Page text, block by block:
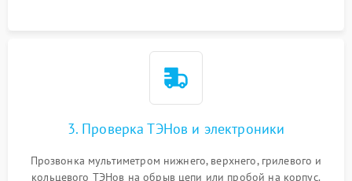
3. Проверка ТЭНов и электроники
Прозвонка мультиметром нижнего, верхнего, грилевого и
кольцевого ТЭНов на обрыв цепи или пробой на корпус.